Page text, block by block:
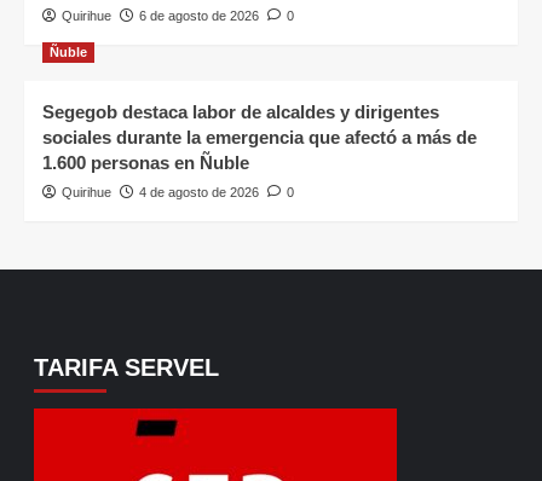
Quirihue 6 de agosto de 2026 0
Ñuble
Segegob destaca labor de alcaldes y dirigentes
sociales durante la emergencia que afectó a más de
1.600 personas en Ñuble
Quirihue 4 de agosto de 2026 0
TARIFA SERVEL